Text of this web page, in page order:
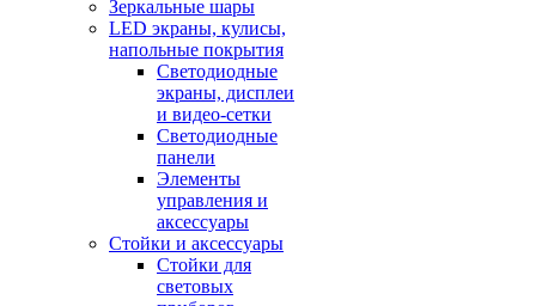
Зеркальные шары
LED экраны, кулисы,
напольные покрытия
Светодиодные
экраны, дисплеи
и видео-сетки
Светодиодные
панели
Элементы
управления и
аксессуары
Стойки и аксессуары
Стойки для
световых